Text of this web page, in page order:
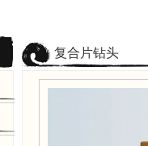
复合片钻头